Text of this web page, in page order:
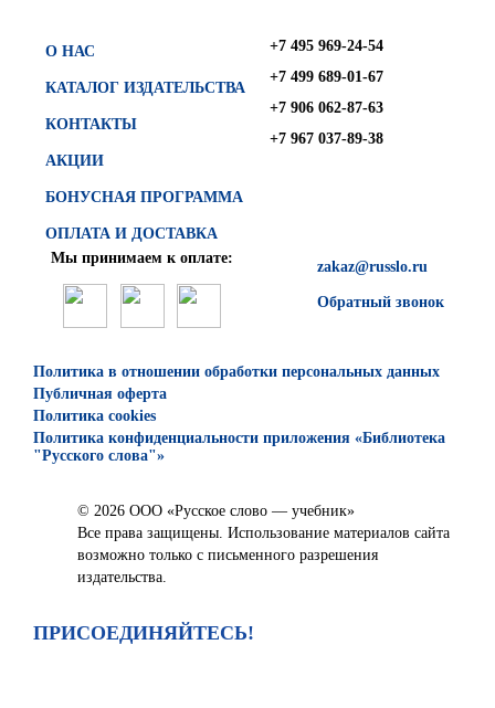
О НАС
КАТАЛОГ ИЗДАТЕЛЬСТВА
КОНТАКТЫ
АКЦИИ
БОНУСНАЯ ПРОГРАММА
ОПЛАТА И ДОСТАВКА
+7 495 969-24-54
+7 499 689-01-67
+7 906 062-87-63
+7 967 037-89-38
zakaz@russlo.ru
Обратный звонок
Мы принимаем к оплате:
Политика в отношении обработки персональных данных
Публичная оферта
Политика cookies
Политика конфиденциальности приложения «Библиотека
"Русского слова"»
© 2026 ООО «Русское слово — учебник»
Все права защищены. Использование материалов сайта
возможно только с письменного разрешения
издательства.
ПРИСОЕДИНЯЙТЕСЬ!